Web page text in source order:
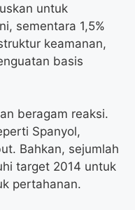
untuk
sementara 1,5%
keamanan,
basis
beragam reaksi.
Spanyol,
Bahkan, sejumlah
target 2014 untuk
pertahanan.